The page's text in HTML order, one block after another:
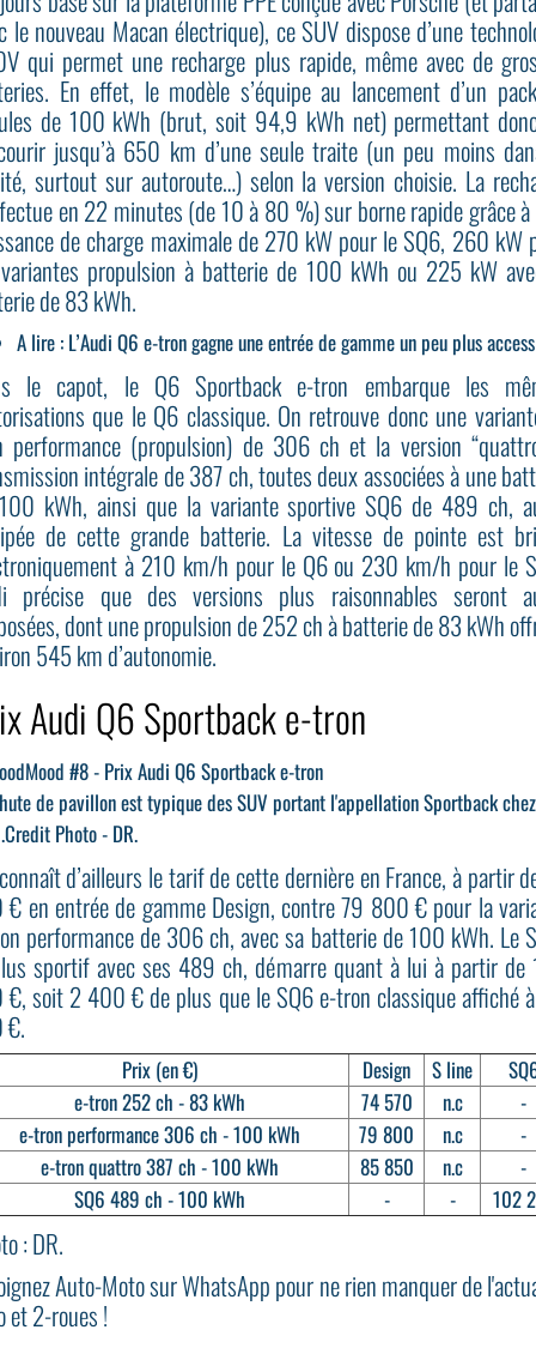
le nouveau Macan électrique), ce SUV dispose d’une
qui permet une recharge plus rapide, même avec de
En effet, le modèle s’équipe au lancement d’un
de 100 kWh (brut, soit 94,9 kWh net) permettant
jusqu’à 650 km d’une seule traite (un peu moins
surtout sur autoroute…) selon la version choisie. La
en 22 minutes (de 10 à 80 %) sur borne rapide grâce
de charge maximale de 270 kW pour le SQ6, 260 kW
propulsion à batterie de 100 kWh ou 225 kW
de 83 kWh.
A lire : L’Audi Q6 e-tron gagne une entrée de gamme un peu plus
le capot, le Q6 Sportback e-tron embarque les
que le Q6 classique. On retrouve donc une
performance (propulsion) de 306 ch et la version
intégrale de 387 ch, toutes deux associées à une
kWh, ainsi que la variante sportive SQ6 de 489 ch,
de cette grande batterie. La vitesse de pointe est
à 210 km/h pour le Q6 ou 230 km/h pour le
précise que des versions plus raisonnables seront
dont une propulsion de 252 ch à batterie de 83 kWh
545 km d’autonomie.
Audi Q6 Sportback e-tron
de pavillon est typique des SUV portant l'appellation Sportback chez
Credit Photo - DR.
d’ailleurs le tarif de cette dernière en France, à partir
€ en entrée de gamme Design, contre 79 800 € pour la
performance de 306 ch, avec sa batterie de 100 kWh. Le
sportif avec ses 489 ch, démarre quant à lui à partir de
€, soit 2 400 € de plus que le SQ6 e-tron classique affiché
€.
Prix (en €) Design S line
e-tron 252 ch - 83 kWh
74 570 n.c
-
e-tron performance 306 ch - 100 kWh
79 800 n.c
-
e-tron quattro 387 ch - 100 kWh
85 850 n.c
-
SQ6 489 ch - 100 kWh
- - 102
: DR.
Auto-Moto sur WhatsApppour ne rien manquer de
et 2-roues !